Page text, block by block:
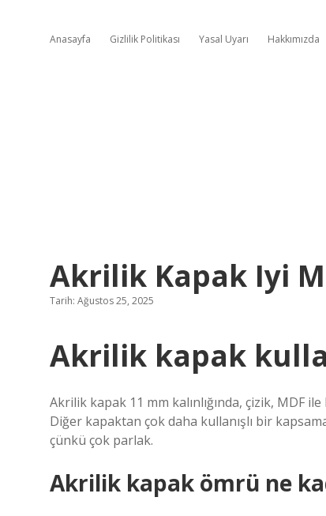
Anasayfa Gizlilik Politikası Yasal Uyarı Hakkımızda
Akrilik Kapak Iyi
Tarih: Ağustos 25, 2025
Akrilik kapak
Akrilik kapak 11 mm kalınlığında, çizik, MDF
Diğer kapaktan çok daha kullanışlı bir
çünkü çok parlak.
Akrilik kapak ömrü ne